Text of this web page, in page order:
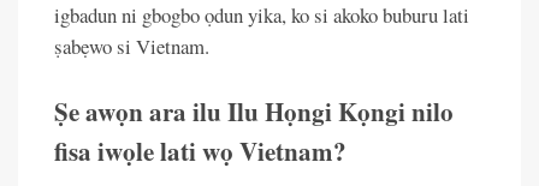
igbadun ni gbogbo ọdun yika, ko si akoko buburu lati
ṣabẹwo si Vietnam.
Ṣe awọn ara ilu Ilu Họngi Kọngi nilo
fisa iwọle lati wọ Vietnam?